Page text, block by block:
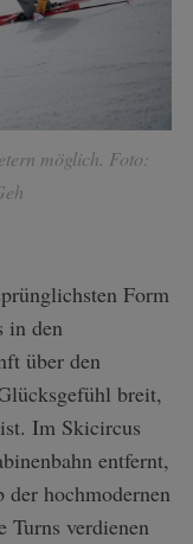
möglich. Foto:
Form
in den
über den
breit,
Im Skicircus
entfernt,
hochmodernen
Turns verdienen